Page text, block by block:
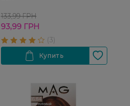
133,99 ГРН
93,99 ГРН